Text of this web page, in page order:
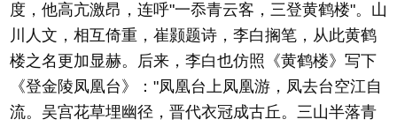
度，他高亢激昂，连呼"一忝青云客，三登黄鹤楼"。山
川人文，相互倚重，崔颢题诗，李白搁笔，从此黄鹤
楼之名更加显赫。后来，李白也仿照《黄鹤楼》写下
《登金陵凤凰台》："凤凰台上凤凰游，凤去台空江自
流。吴宫花草埋幽径，晋代衣冠成古丘。三山半落青